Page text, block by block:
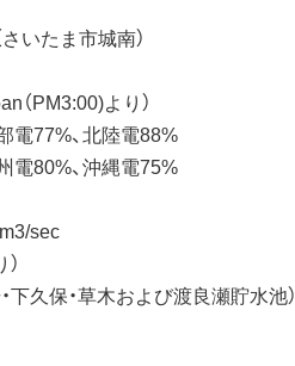
たま市城南）
（PM3:00)より）
電77%、北陸電88%
電80%、沖縄電75%
sec
下久保・草木および渡良瀬貯水池）